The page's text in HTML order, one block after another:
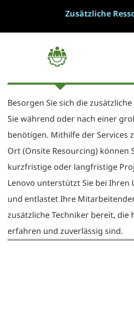
Zusätzliche
Besorgen Sie sich die
Sie während oder nach einer
benötigen. Mithilfe der Services
Ort (Onsite Resourcing) können
kurzfristige oder langfristige
Lenovo unterstützt Sie bei Ihren
und entlastet Ihre
zusätzliche Techniker bereit, die
erfahren und zuverlässig sind.